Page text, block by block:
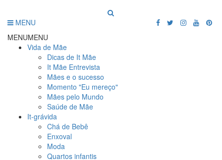
MENU
MENUMENU
Vida de Mãe
Dicas de It Mãe
It Mãe Entrevista
Mães e o sucesso
Momento "Eu mereço"
Mães pelo Mundo
Saúde de Mãe
It-grávida
Chá de Bebê
Enxoval
Moda
Quartos infantis